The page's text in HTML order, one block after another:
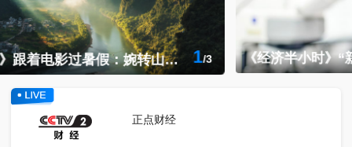
官方微博
点击关注
微信公众号 央视影音
《经济半小时》“新新三样”向新向优聚动能：创新药出海开新局 2/3
正点财经